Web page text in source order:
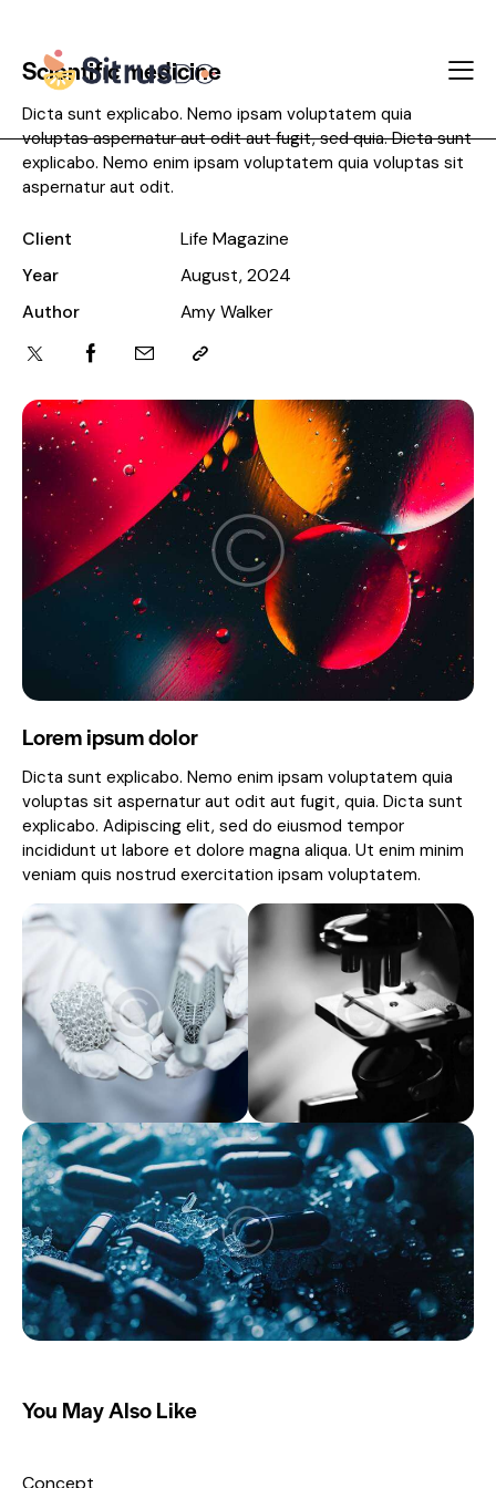
Scientific medicine
Dicta sunt explicabo. Nemo ipsam voluptatem quia
voluptas aspernatur aut odit aut fugit, sed quia. Dicta sunt
explicabo. Nemo enim ipsam voluptatem quia voluptas sit
aspernatur aut odit.
Client
Life Magazine
Year
August, 2024
Author
Amy Walker
Twitter-FacebookShare-Copy
to
clipboard
Lorem ipsum dolor
Dicta sunt explicabo. Nemo enim ipsam voluptatem quia
voluptas sit aspernatur aut odit aut fugit, quia. Dicta sunt
explicabo. Adipiscing elit, sed do eiusmod tempor
incididunt ut labore et dolore magna aliqua. Ut enim minim
veniam quis nostrud exercitation ipsam voluptatem.
You May Also Like
Concept